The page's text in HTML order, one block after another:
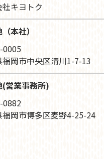
キヨトク
本社）
0005
福岡市中央区清川1-7-13
(営業事務所)
0882
福岡市博多区麦野4-25-24